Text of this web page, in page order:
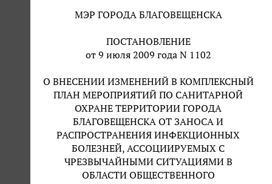
МЭР ГОРОДА БЛАГОВЕЩЕНСКА
ПОСТАНОВЛЕНИЕ
от 9 июля 2009 года N 1102
О ВНЕСЕНИИ ИЗМЕНЕНИЙ В КОМПЛЕКСНЫЙ
ПЛАН МЕРОПРИЯТИЙ ПО САНИТАРНОЙ
ОХРАНЕ ТЕРРИТОРИИ ГОРОДА
БЛАГОВЕЩЕНСКА ОТ ЗАНОСА И
РАСПРОСТРАНЕНИЯ ИНФЕКЦИОННЫХ
БОЛЕЗНЕЙ, АССОЦИИРУЕМЫХ С
ЧРЕЗВЫЧАЙНЫМИ СИТУАЦИЯМИ В
ОБЛАСТИ ОБЩЕСТВЕННОГО